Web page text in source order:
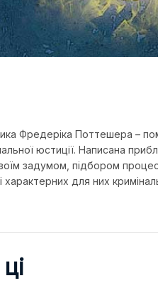
Фредеріка Поттешера –
юстиції. Написана
задумом, підбором
для них